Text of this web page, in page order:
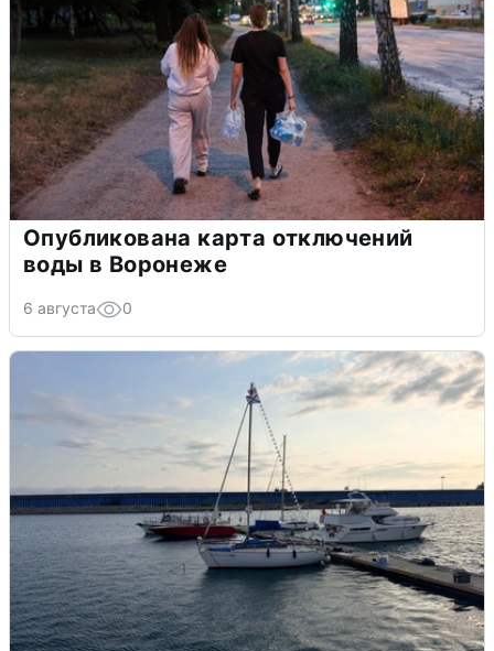
Опубликована карта отключений
воды в Воронеже
6 августа 0